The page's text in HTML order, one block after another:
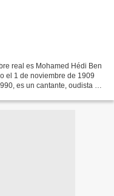
el 1 de noviembre de 1909
es un cantante, oudista y